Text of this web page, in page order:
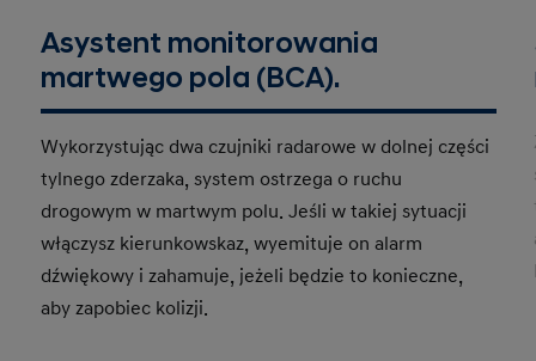
Asystent monitorowania
martwego pola (BCA).
Wykorzystując dwa czujniki radarowe w dolnej części
tylnego zderzaka, system ostrzega o ruchu
drogowym w martwym polu. Jeśli w takiej sytuacji
włączysz kierunkowskaz, wyemituje on alarm
dźwiękowy i zahamuje, jeżeli będzie to konieczne,
aby zapobiec kolizji.